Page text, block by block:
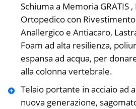
Schiuma a Memoria GRATIS ,
Ortopedico con
Anallergico e Antiacaro,
Foam ad alta resilienza,
espansa ad acqua, per
alla colonna vertebrale.
Telaio portante in acciaio ad
nuova generazione,